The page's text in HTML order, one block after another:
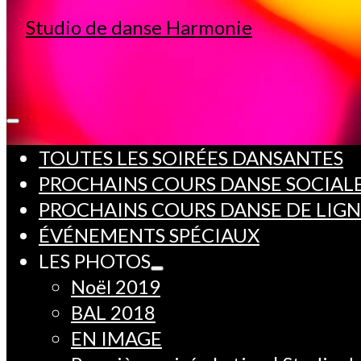
TOUTES LES SOIRÉES DANSANTES
PROCHAINS COURS DANSE
PROCHAINS COURS DANSE DE
ÉVÉNEMENTS SPÉCIAUX
LES PHOTOS
Noël 2019
BAL 2018
EN IMAGE